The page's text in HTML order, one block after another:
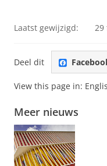
Laatst gewijzigd: 29
Deel dit
View this page in:
Meer nieuws